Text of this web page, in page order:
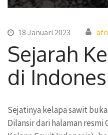
18 Januari 2023
Sejarah
di
Sejatinya kelapa sawit
Dilansir dari halaman resmi